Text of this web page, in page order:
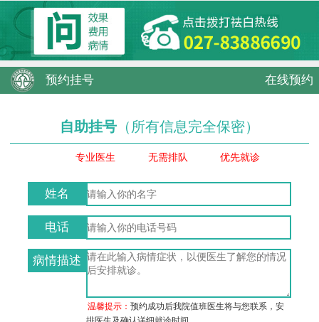
预约挂号 在线预约
自助挂号 （所有信息完全保密）
专业医生 无需排队 优先就诊
姓名
电话
病情描述
温馨提示：预约成功后我院值班医生将与您联系，安